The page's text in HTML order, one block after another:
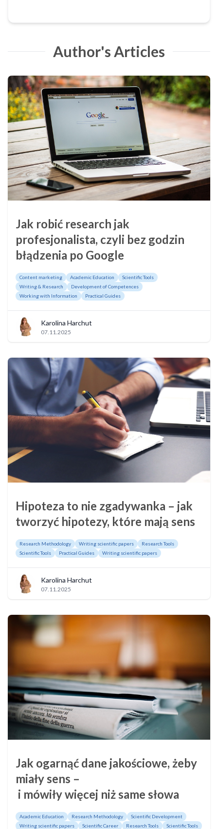
Author's Articles
Jak robić research jak
profesjonalista, czyli bez godzin
błądzenia po Google
Content marketing Academic Education
Scientific Tools
Writing & Research
Development of Competences
Working with Information
Practical Guides
Karolina Harchut
07.11.2025
Hipoteza to nie zgadywanka – jak
tworzyć hipotezy, które mają sens
Research Methodology Writing scientific papers
Research Tools
Scientific Tools
Practical Guides Writing scientific papers
Karolina Harchut
07.11.2025
Jak ogarnąć dane jakościowe, żeby
miały sens –
i mówiły więcej niż same słowa
Academic Education Research Methodology
Scientific Development
Writing scientific papers
Scientific Career Research Tools Scientific Tools